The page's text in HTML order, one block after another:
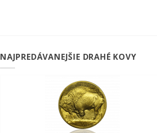
NAJPREDÁVANEJŠIE DRAHÉ KOVY
Pridať k
obľúbeným